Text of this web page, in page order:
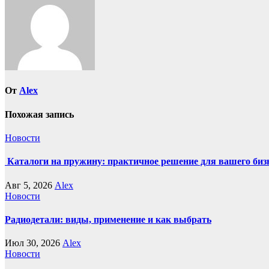
От Alex
Похожая запись
Новости
Каталоги на пружину: практичное решение для вашего
Авг 5, 2026 Alex
Новости
Радиодетали: виды, применение и как выбрать
Июл 30, 2026 Alex
Новости